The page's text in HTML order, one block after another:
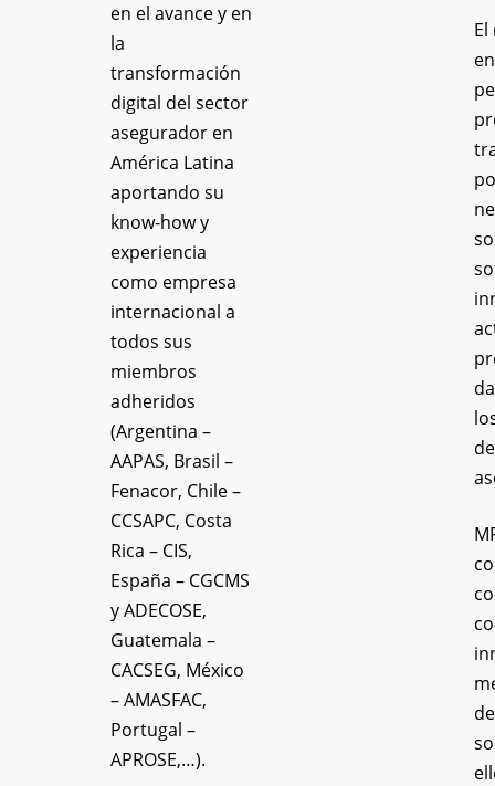
en el avance y en
la
transformación
digital del sector
asegurador en
América Latina
aportando su
know-how y
experiencia
como empresa
internacional a
todos sus
miembros
adheridos
(Argentina –
AAPAS, Brasil –
Fenacor, Chile –
CCSAPC, Costa
Rica – CIS,
España – CGCMS
y ADECOSE,
Guatemala –
CACSEG, México
– AMASFAC,
Portugal –
APROSE,…).